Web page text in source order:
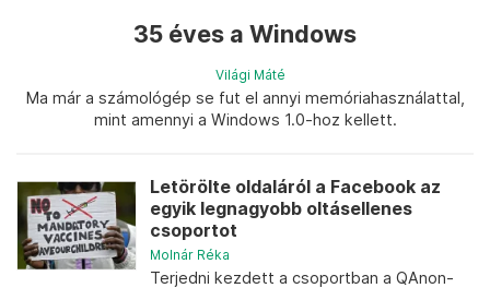
35 éves a Windows
Világi Máté
Ma már a számológép se fut el annyi memóriahasználattal,
mint amennyi a Windows 1.0-hoz kellett.
Letörölte oldaláról a Facebook az
egyik legnagyobb oltásellenes
csoportot
Molnár Réka
Terjedni kezdett a csoportban a QAnon-